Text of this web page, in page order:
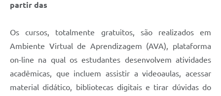
partir das
Os cursos, totalmente gratuitos, são realizados em
Ambiente Virtual de Aprendizagem (AVA), plataforma
on-line na qual os estudantes desenvolvem atividades
acadêmicas, que incluem assistir a videoaulas, acessar
material didático, bibliotecas digitais e tirar dúvidas do